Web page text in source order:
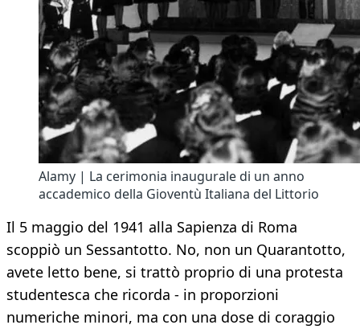
Alamy | La cerimonia inaugurale di un anno
accademico della Gioventù Italiana del Littorio
Il 5 maggio del 1941 alla Sapienza di Roma
scoppiò un Sessantotto. No, non un Quarantotto,
avete letto bene, si trattò proprio di una protesta
studentesca che ricorda - in proporzioni
numeriche minori, ma con una dose di coraggio